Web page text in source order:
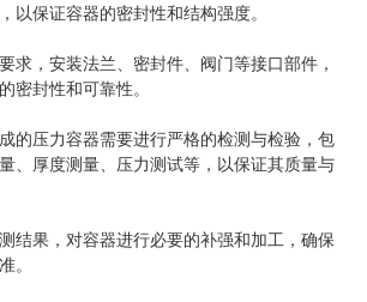
以保证容器的密封性和结构强度。
求，安装法兰、密封件、阀门等接口部件，
密封性和可靠性。
的压力容器需要进行严格的检测与检验，包
、厚度测量、压力测试等，以保证其质量与
结果，对容器进行必要的补强和加工，确保
。